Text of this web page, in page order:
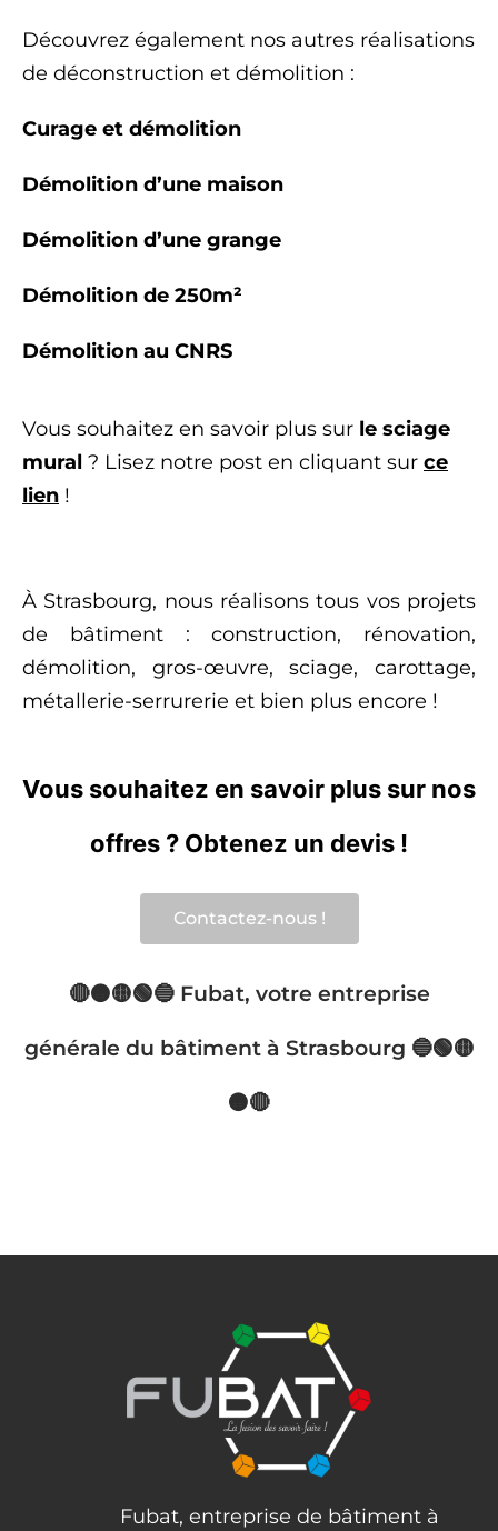
Découvrez également nos autres réalisations
de déconstruction et démolition :
Curage et démolition
Démolition d’une maison
Démolition d’une grange
Démolition de 250m²
Démolition au CNRS
Vous souhaitez en savoir plus sur le sciage
mural ? Lisez notre post en cliquant sur ce
lien !
À Strasbourg, nous réalisons tous vos projets
de bâtiment : construction, rénovation,
démolition, gros-œuvre, sciage, carottage,
métallerie-serrurerie et bien plus encore !
Vous souhaitez en savoir plus sur nos
offres ? Obtenez un devis !
Contactez-nous !
🔴🟠🟡🟢🔵 Fubat, votre entreprise
générale du bâtiment à Strasbourg 🔵🟢🟡
🟠🔴
Fubat, entreprise de bâtiment à